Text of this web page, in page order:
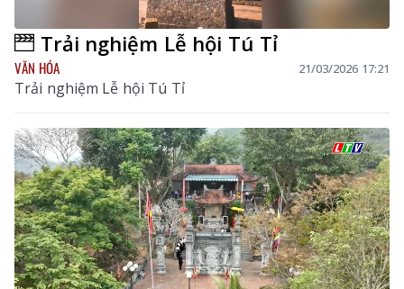
Trải nghiệm Lễ hội Tú Tỉ
VĂN HÓA 21/03/2026 17:21
Trải nghiệm Lễ hội Tú Tỉ